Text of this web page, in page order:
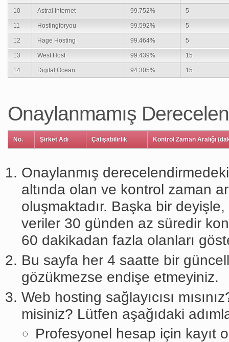
10 Astral Internet 99.752% 5
11 Hostingforyou 99.592% 5
12 Hage Hosting 99.464% 5
13 West Host 99.439% 15
14 Digital Ocean 94.305% 15
Onaylanmamış
No. Şirket Adı Çalışabilirlik Kontrol Zaman Aralığı
Onaylanmış
altında olan ve kontrol zaman
oluşmaktadır. Başka bir
veriler 30 günden az süredir
60 dakikadan fazla olanları
Bu sayfa her 4 saatte bir
gözükmezse endişe etmeyiniz.
Web hosting sağlayıcısı
misiniz? Lütfen aşağıdaki
Profesyonel hesap için kayıt